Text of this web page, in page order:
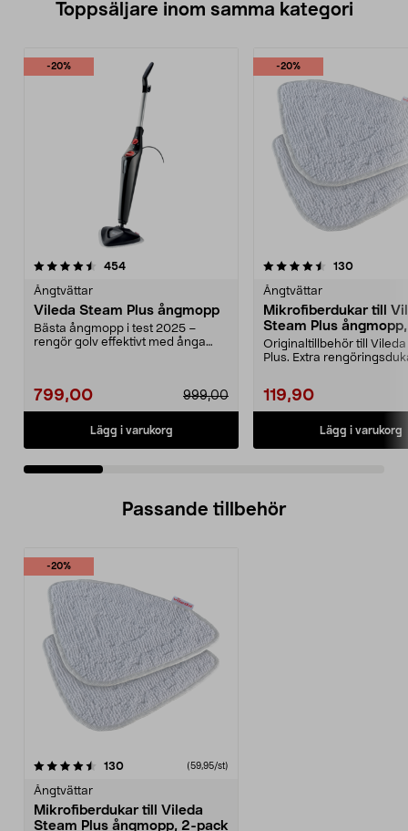
Toppsäljare inom samma kategori
-20%
454recensioner
Ångtvättar
Vileda Steam Plus ångmopp
Bästa ångmopp i test 2025 –
rengör golv effektivt med ånga
799,00 999,00
Lägg i varukorg
-20%
4.5 av 5 stjärnor 130
Ångtvättar
Mikrofiberdukar till
Steam Plus
Originaltillbehör till
Plus. Extra
119,90
Lägg i varukorg
4.5 av 5 stjärnor
Passande tillbehör
-20%
130recensioner (59,95/st)
Ångtvättar
Mikrofiberdukar till Vileda
Steam Plus ångmopp, 2-pack